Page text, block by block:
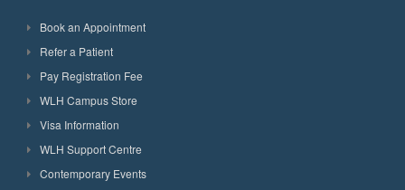
Book an Appointment
Refer a Patient
Pay Registration Fee
WLH Campus Store
Visa Information
WLH Support Centre
Contemporary Events